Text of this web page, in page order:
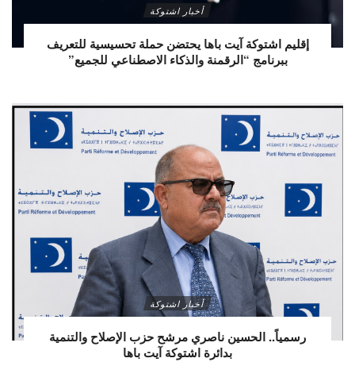
أخبار اشتوكة
إقليم اشتوكة آيت باها يحتضن حملة تحسيسية للتعريف
ببرنامج “الرقمنة والذكاء الاصطناعي للجميع”
أخبار اشتوكة
رسمياً.. الحسين ناصري مرشح حزب الإصلاح والتنمية
بدائرة اشتوكة آيت باها